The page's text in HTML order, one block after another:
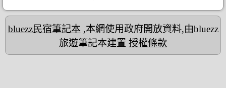
bluezz民宿筆記本,本網使用政府開放資料,由bluezz
旅遊筆記本建置 授權條款